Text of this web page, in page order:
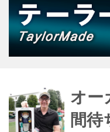
岡と、
現在の
て話を
多すぎ
回、計
めて実
は、想
オー
間待